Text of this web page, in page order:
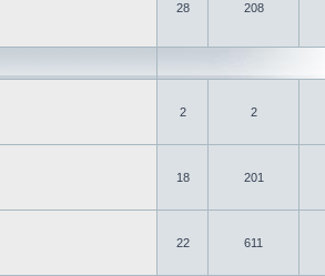
28 208
2 2
18 201
22 611